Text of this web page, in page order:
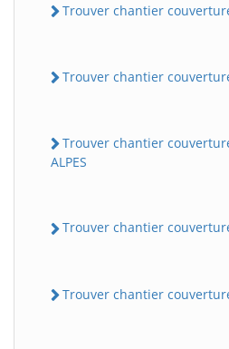
Trouver chantier
Trouver chantier
Trouver chantier
ALPES
Trouver chantier
Trouver chantier